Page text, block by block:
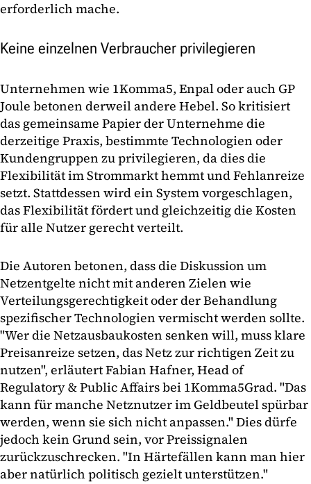
erforderlich mache.
Keine einzelnen Verbraucher privilegieren
Unternehmen wie 1Komma5, Enpal oder auch GP
Joule betonen derweil andere Hebel. So kritisiert
das gemeinsame Papier der Unternehme die
derzeitige Praxis, bestimmte Technologien oder
Kundengruppen zu privilegieren, da dies die
Flexibilität im Strommarkt hemmt und Fehlanreize
setzt. Stattdessen wird ein System vorgeschlagen,
das Flexibilität fördert und gleichzeitig die Kosten
für alle Nutzer gerecht verteilt.
Die Autoren betonen, dass die Diskussion um
Netzentgelte nicht mit anderen Zielen wie
Verteilungsgerechtigkeit oder der Behandlung
spezifischer Technologien vermischt werden sollte.
"Wer die Netzausbaukosten senken will, muss klare
Preisanreize setzen, das Netz zur richtigen Zeit zu
nutzen", erläutert Fabian Hafner, Head of
Regulatory & Public Affairs bei 1Komma5Grad. "Das
kann für manche Netznutzer im Geldbeutel spürbar
werden, wenn sie sich nicht anpassen." Dies dürfe
jedoch kein Grund sein, vor Preissignalen
zurückzuschrecken. "In Härtefällen kann man hier
aber natürlich politisch gezielt unterstützen."